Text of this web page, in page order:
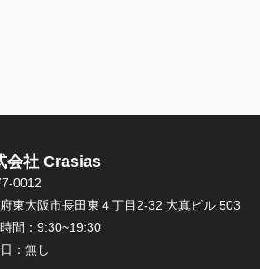
会社 Crasias
0012
東大阪市長田東４丁目2-32 大真ビル 503
間： 9:30~19:30
： 無し